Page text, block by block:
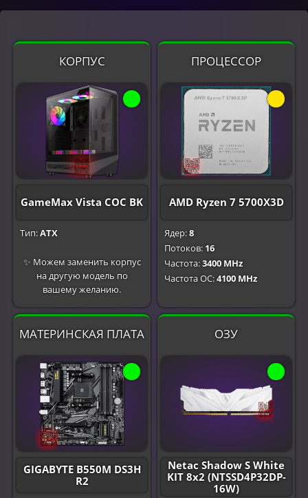
КОРПУС
GameMax Vista COC BK
Тип:ATX
✨ Можем заменить корпус
на другую модель по
вашему желанию.
ПРОЦЕССОР
AMD Ryzen 7 5700X3D
Ядер:8
Потоков: 16
Частота:3400 MHz
Частота OC:4100 MHz
МАТЕРИНСКАЯ ПЛАТА
GIGABYTE B550M DS3H
R2
ОЗУ
Netac Shadow S White
KIT 8x2 (NTSSD4P32DP-
16W)